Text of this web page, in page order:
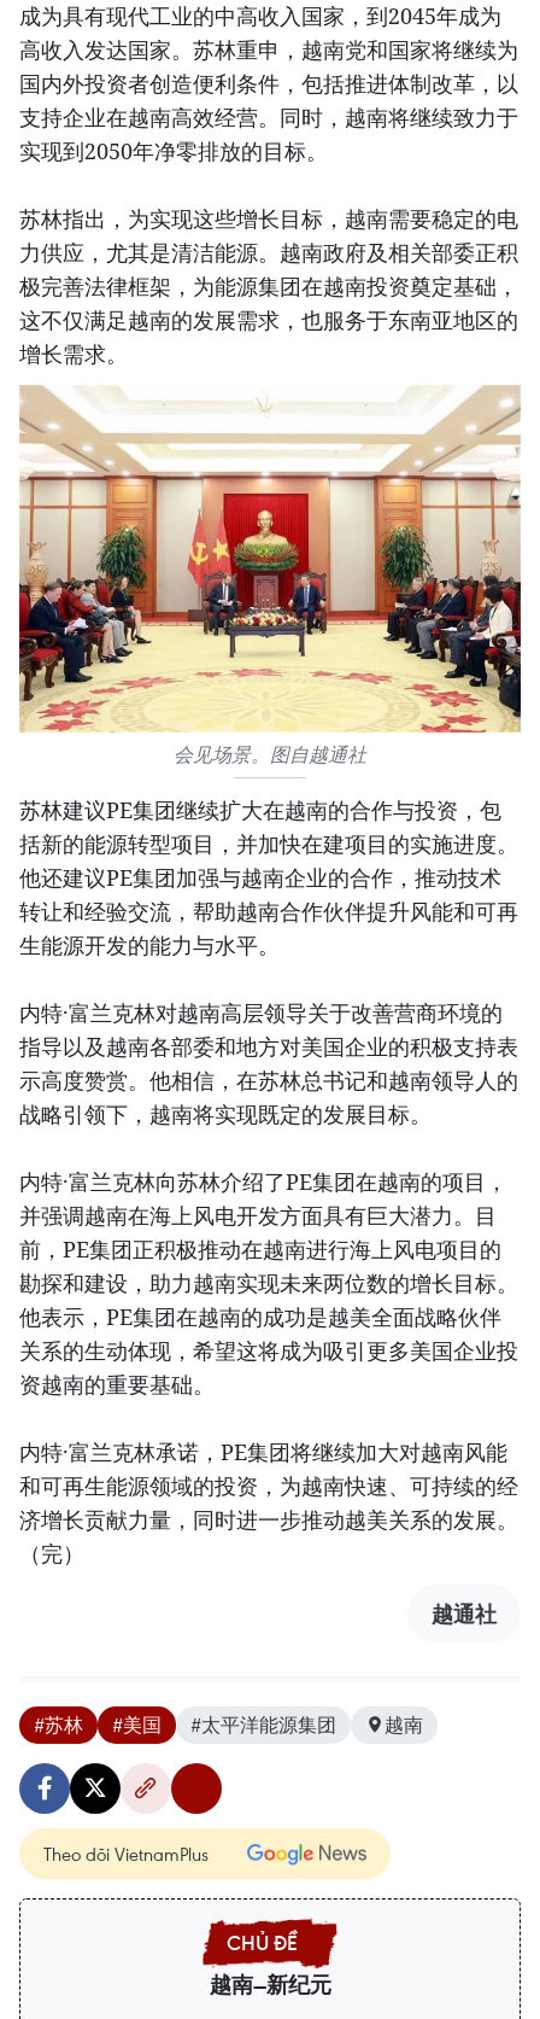
成为具有现代工业的中高收入国家，到2045年成为
高收入发达国家。苏林重申，越南党和国家将继续为
国内外投资者创造便利条件，包括推进体制改革，以
支持企业在越南高效经营。同时，越南将继续致力于
实现到2050年净零排放的目标。
苏林指出，为实现这些增长目标，越南需要稳定的电
力供应，尤其是清洁能源。越南政府及相关部委正积
极完善法律框架，为能源集团在越南投资奠定基础，
这不仅满足越南的发展需求，也服务于东南亚地区的
增长需求。
会见场景。图自越通社
苏林建议PE集团继续扩大在越南的合作与投资，包
括新的能源转型项目，并加快在建项目的实施进度。
他还建议PE集团加强与越南企业的合作，推动技术
转让和经验交流，帮助越南合作伙伴提升风能和可再
生能源开发的能力与水平。
内特·富兰克林对越南高层领导关于改善营商环境的
指导以及越南各部委和地方对美国企业的积极支持表
示高度赞赏。他相信，在苏林总书记和越南领导人的
战略引领下，越南将实现既定的发展目标。
内特·富兰克林向苏林介绍了PE集团在越南的项目，
并强调越南在海上风电开发方面具有巨大潜力。目
前，PE集团正积极推动在越南进行海上风电项目的
勘探和建设，助力越南实现未来两位数的增长目标。
他表示，PE集团在越南的成功是越美全面战略伙伴
关系的生动体现，希望这将成为吸引更多美国企业投
资越南的重要基础。
内特·富兰克林承诺，PE集团将继续加大对越南风能
和可再生能源领域的投资，为越南快速、可持续的经
济增长贡献力量，同时进一步推动越美关系的发展。
（完）
越通社
#苏林 #美国 #太平洋能源集团 越南
Theo dõi VietnamPlus
越南—新纪元